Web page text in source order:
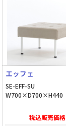
エッフェ
SE-EFF-SU
W700×D700×H440
税込販売価格